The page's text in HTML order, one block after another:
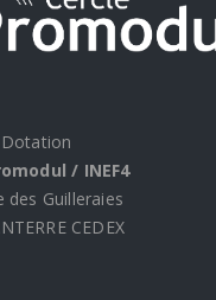
/ INEF4
des Guilleraies
CEDEX